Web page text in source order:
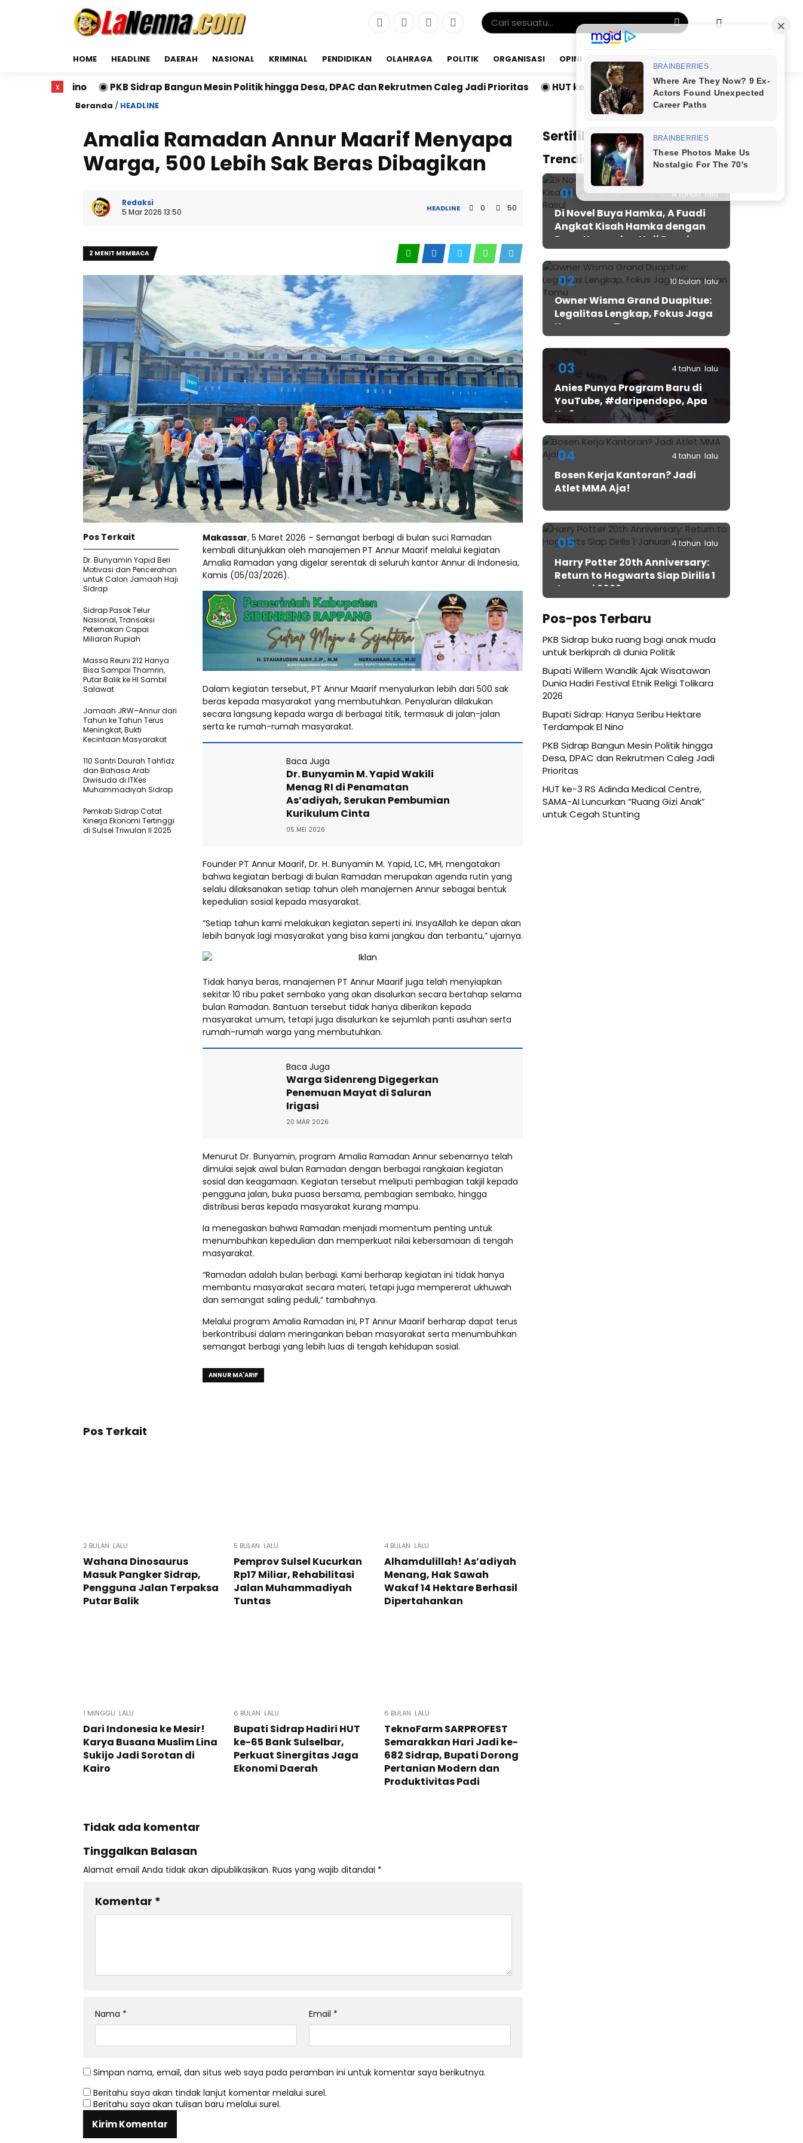
HOME HEADLINE DAERAH NASIONAL KRIMINAL PENDIDIKAN OLAHRAGA POLITIK ORGANISASI OPINI
PKB Sidrap Bangun Mesin Politik hingga Desa, DPAC dan Rekrutmen Caleg Jadi Prioritas HUT ke-3 RS Adinda Medical Centre, SAMA-AI Luncurkan “Ruang
Beranda / HEADLINE
Amalia Ramadan Annur Maarif Menyapa
Warga, 500 Lebih Sak Beras Dibagikan
Redaksi
5 Mar 2026 13:50
HEADLINE 0 50
2 MENIT MEMBACA
Makassar, 5 Maret 2026 – Semangat berbagi di bulan suci Ramadan
kembali ditunjukkan oleh manajemen PT Annur Maarif melalui kegiatan
Amalia Ramadan yang digelar serentak di seluruh kantor Annur di Indonesia,
Kamis (05/03/2026).
Dalam kegiatan tersebut, PT Annur Maarif menyalurkan lebih dari 500 sak
beras kepada masyarakat yang membutuhkan. Penyaluran dilakukan
secara langsung kepada warga di berbagai titik, termasuk di jalan-jalan
serta ke rumah-rumah masyarakat.
Baca Juga
Dr. Bunyamin M. Yapid Wakili
Menag RI di Penamatan
As’adiyah, Serukan Pembumian
Kurikulum Cinta
05 MEI 2026
Founder PT Annur Maarif, Dr. H. Bunyamin M. Yapid, LC, MH, mengatakan
bahwa kegiatan berbagi di bulan Ramadan merupakan agenda rutin yang
selalu dilaksanakan setiap tahun oleh manajemen Annur sebagai bentuk
kepedulian sosial kepada masyarakat.
“Setiap tahun kami melakukan kegiatan seperti ini. InsyaAllah ke depan akan
lebih banyak lagi masyarakat yang bisa kami jangkau dan terbantu,” ujarnya.
Tidak hanya beras, manajemen PT Annur Maarif juga telah menyiapkan
sekitar 10 ribu paket sembako yang akan disalurkan secara bertahap selama
bulan Ramadan. Bantuan tersebut tidak hanya diberikan kepada
masyarakat umum, tetapi juga disalurkan ke sejumlah panti asuhan serta
rumah-rumah warga yang membutuhkan.
Baca Juga
Warga Sidenreng Digegerkan
Penemuan Mayat di Saluran
Irigasi
20 MAR 2026
Menurut Dr. Bunyamin, program Amalia Ramadan Annur sebenarnya telah
dimulai sejak awal bulan Ramadan dengan berbagai rangkaian kegiatan
sosial dan keagamaan. Kegiatan tersebut meliputi pembagian takjil kepada
pengguna jalan, buka puasa bersama, pembagian sembako, hingga
distribusi beras kepada masyarakat kurang mampu.
Ia menegaskan bahwa Ramadan menjadi momentum penting untuk
menumbuhkan kepedulian dan memperkuat nilai kebersamaan di tengah
masyarakat.
“Ramadan adalah bulan berbagi. Kami berharap kegiatan ini tidak hanya
membantu masyarakat secara materi, tetapi juga mempererat ukhuwah
dan semangat saling peduli,” tambahnya.
Melalui program Amalia Ramadan ini, PT Annur Maarif berharap dapat terus
berkontribusi dalam meringankan beban masyarakat serta menumbuhkan
semangat berbagi yang lebih luas di tengah kehidupan sosial.
ANNUR MA'ARIF
Pos Terkait
Dr. Bunyamin Yapid Beri
Motivasi dan Pencerahan
untuk Calon Jamaah Haji
Sidrap
Sidrap Pasok Telur
Nasional, Transaksi
Peternakan Capai
Miliaran Rupiah
Massa Reuni 212 Hanya
Bisa Sampai Thamrin,
Putar Balik ke HI Sambil
Salawat
Jamaah JRW–Annur dari
Tahun ke Tahun Terus
Meningkat, Bukti
Kecintaan Masyarakat
110 Santri Daurah Tahfidz
dan Bahasa Arab
Diwisuda di ITKes
Muhammadiyah Sidrap
Pemkab Sidrap Catat
Kinerja Ekonomi Tertinggi
di Sulsel Triwulan II 2025
Pos Terkait
2 BULAN LALU
Wahana Dinosaurus
Masuk Pangker Sidrap,
Pengguna Jalan Terpaksa
Putar Balik
5 BULAN LALU
Pemprov Sulsel Kucurkan
Rp17 Miliar, Rehabilitasi
Jalan Muhammadiyah
Tuntas
4 BULAN LALU
Alhamdulillah! As’adiyah
Menang, Hak Sawah
Wakaf 14 Hektare Berhasil
Dipertahankan
1 MINGGU LALU
Dari Indonesia ke Mesir!
Karya Busana Muslim Lina
Sukijo Jadi Sorotan di
Kairo
6 BULAN LALU
Bupati Sidrap Hadiri HUT
ke-65 Bank Sulselbar,
Perkuat Sinergitas Jaga
Ekonomi Daerah
6 BULAN LALU
TeknoFarm SARPROFEST
Semarakkan Hari Jadi ke-
682 Sidrap, Bupati Dorong
Pertanian Modern dan
Produktivitas Padi
Tidak ada komentar
Tinggalkan Balasan
Alamat email Anda tidak akan dipublikasikan. Ruas yang wajib ditandai *
Komentar *
Nama * Email *
Simpan nama, email, dan situs web saya pada peramban ini untuk komentar saya berikutnya.
Beritahu saya akan tindak lanjut komentar melalui surel.
Beritahu saya akan tulisan baru melalui surel.
Sertifikat JMSI
Trending Post
01 4 tahun lalu
Di Novel Buya Hamka, A Fuadi
Angkat Kisah Hamka dengan
Bung Karno dan Haji Rasul
02 10 bulan lalu
Owner Wisma Grand Duapitue:
Legalitas Lengkap, Fokus Jaga
Keamanan Tamu
03 4 tahun lalu
Anies Punya Program Baru di
YouTube, #daripendopo, Apa
Itu?
04 4 tahun lalu
Bosen Kerja Kantoran? Jadi
Atlet MMA Aja!
05 4 tahun lalu
Harry Potter 20th Anniversary:
Return to Hogwarts Siap Dirilis 1
Januari 2022
Pos-pos Terbaru
PKB Sidrap buka ruang bagi anak muda
untuk berkiprah di dunia Politik
Bupati Willem Wandik Ajak Wisatawan
Dunia Hadiri Festival Etnik Religi Tolikara
2026
Bupati Sidrap: Hanya Seribu Hektare
Terdampak El Nino
PKB Sidrap Bangun Mesin Politik hingga
Desa, DPAC dan Rekrutmen Caleg Jadi
Prioritas
HUT ke-3 RS Adinda Medical Centre,
SAMA-AI Luncurkan “Ruang Gizi Anak”
untuk Cegah Stunting
x x